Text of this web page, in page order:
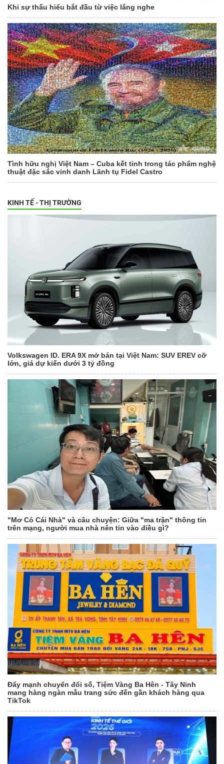
Khi sự thấu hiểu bắt đầu từ việc lắng nghe
Tình hữu nghị Việt Nam – Cuba kết tinh trong tác phẩm nghệ
thuật đặc sắc vinh danh Lãnh tụ Fidel Castro
KINH TẾ - THỊ TRƯỜNG
Volkswagen ID. ERA 9X mở bán tại Việt Nam: SUV EREV cỡ
lớn, giá dự kiến dưới 3 tỷ đồng
"Mơ Có Cái Nhà" và câu chuyện: Giữa "ma trận" thông tin
trên mạng, người mua nhà nên tin vào điều gì?
Đẩy mạnh chuyển đổi số, Tiệm Vàng Ba Hên - Tây Ninh
mang hàng ngàn mẫu trang sức đến gần khách hàng qua
TikTok